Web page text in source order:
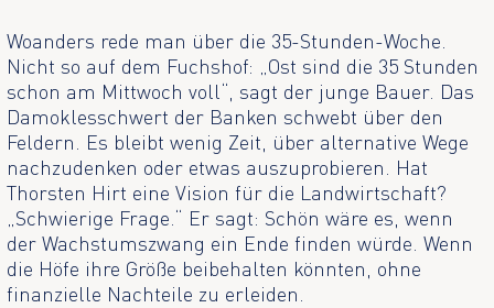
Woanders rede man über die 35-Stunden-Woche.
Nicht so auf dem Fuchshof: „Ost sind die 35 Stunden
schon am Mittwoch voll“, sagt der junge Bauer. Das
Damoklesschwert der Banken schwebt über den
Feldern. Es bleibt wenig Zeit, über alternative Wege
nachzudenken oder etwas auszuprobieren. Hat
Thorsten Hirt eine Vision für die Landwirtschaft?
„Schwierige Frage.“ Er sagt: Schön wäre es, wenn
der Wachstumszwang ein Ende finden würde. Wenn
die Höfe ihre Größe beibehalten könnten, ohne
finanzielle Nachteile zu erleiden.